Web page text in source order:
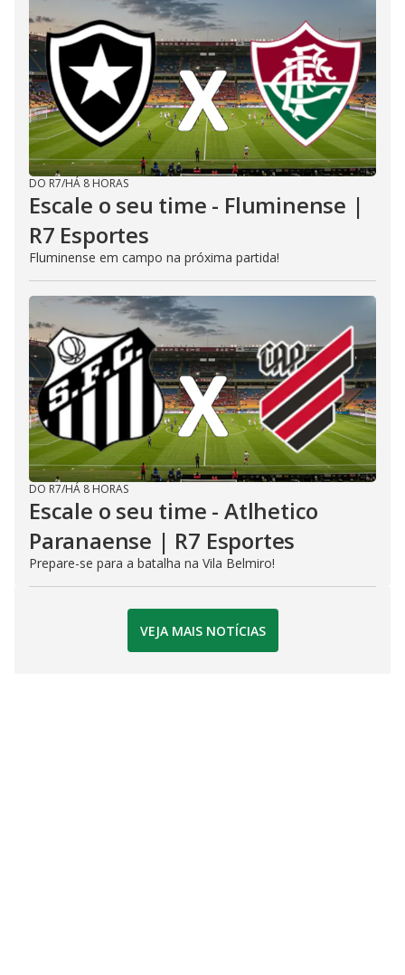
DO R7/HÁ 8 HORAS
Escale o seu time - Fluminense |
R7 Esportes
Fluminense em campo na próxima partida!
DO R7/HÁ 8 HORAS
Escale o seu time - Atlhetico
Paranaense | R7 Esportes
Prepare-se para a batalha na Vila Belmiro!
VEJA MAIS NOTÍCIAS